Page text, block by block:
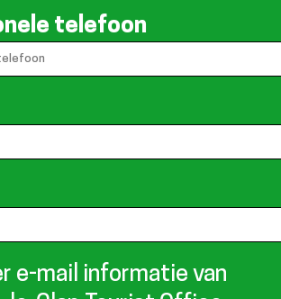
telefoon
e-mail informatie van